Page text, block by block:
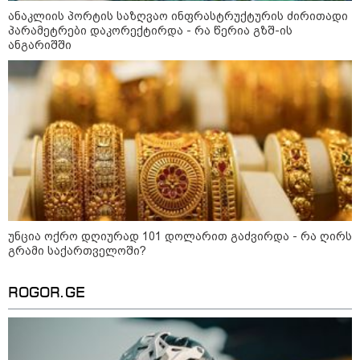
პოლიტიკა
10:45 / 10-08-2026
"2008-2022 წლებში რუსეთში საქმიანობას
არ ერიდებოდნენ, "სუხიშვილები",
ანაკლიის პორტის საზღვაო ინფრასტრუქტურის ძირითადი
პარამეტრები დაკორექტირდა - რა წერია გზშ-ის
ანგარიშში
უნცია ოქრო დღიურად 101 დოლარით გაძვირდა - რა ღირს
გრამი საქართველოში?
ROGOR.GE